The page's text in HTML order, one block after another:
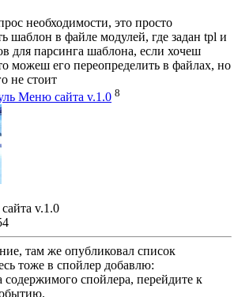
необходимости, это просто
шаблон в файле модулей, где задан tpl и
для парсинга шаблона, если хочеш
можеш его переопределить в файлах, но
не стоит
Меню сайта v.1.0 8
v.1.0
там же опубликовал список
тоже в спойлер добавлю:
содержимого спойлера, перейдите к